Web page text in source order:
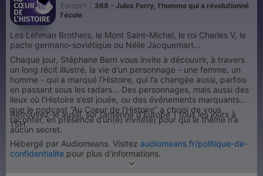
Europe1
368 - Jules Ferry, l'homme qui a révolutionné
l'école
Les Lehman Brothers, le Mont Saint-Michel, le roi Charles V, le
pacte germano-soviétique ou Nélie Jacquemart…
Chaque jour, Stéphane Bern vous invite à découvrir, à travers
un long récit illustré, la vie d’un personnage - une femme, un
homme - qui a marqué l’Histoire, qui l’a changée aussi, parfois
en passant sous les radars… Des personnages, mais aussi des
lieux où l’Histoire s’est jouée, ou des événements marquants
que le podcast “Au Coeur de l’Histoire” a choisi de vous
raconter, en présence d’un(e) invité(e) pour qui le thème n’a
aucun secret.
Retrouvez-le aussi, sur l’antenne d’Europe 1 tous les jours à
15H.
Hébergé par Audiomeans. Visitez audiomeans.fr/politique-de-
confidentialite pour plus d'informations.